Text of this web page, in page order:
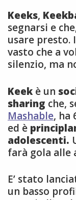
Keeks,
segnarsi e
usare presto.
vasto che a
silenzio, ma
Keekè un
sharing che,
Mashable, ha
ed è
adolescenti.
farà gola alle
E’ stato
un basso